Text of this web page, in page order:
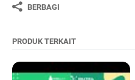
BERBAGI
PRODUK TERKAIT